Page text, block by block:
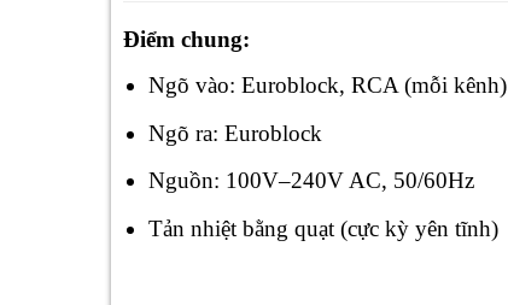
Điểm chung:
Ngõ vào: Euroblock, RCA (mỗi kênh)
Ngõ ra: Euroblock
Nguồn: 100V–240V AC, 50/60Hz
Tản nhiệt bằng quạt (cực kỳ yên tĩnh)